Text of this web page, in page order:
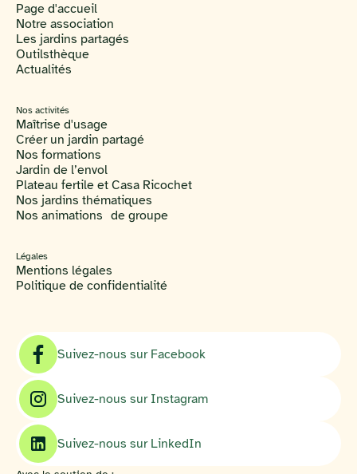
Page d'accueil
Notre association
Les jardins partagés
Outilsthèque
Actualités
Nos activités
Maîtrise d'usage
Créer un jardin partagé
Nos formations
Jardin de l’envol
Plateau fertile et Casa Ricochet
Nos jardins thématiques
Nos animations de groupe
Légales
Mentions légales
Politique de confidentialité
Suivez-nous sur Facebook
Suivez-nous sur Instagram
Suivez-nous sur LinkedIn